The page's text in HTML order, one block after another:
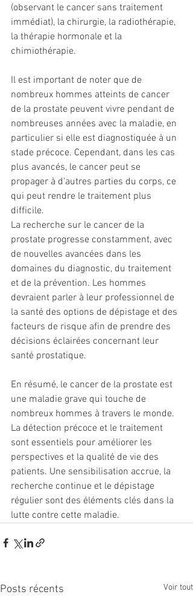
(observant le cancer sans traitement
immédiat), la chirurgie, la radiothérapie,
la thérapie hormonale et la
chimiothérapie.
Il est important de noter que de
nombreux hommes atteints de cancer
de la prostate peuvent vivre pendant de
nombreuses années avec la maladie, en
particulier si elle est diagnostiquée à un
stade précoce. Cependant, dans les cas
plus avancés, le cancer peut se
propager à d'autres parties du corps, ce
qui peut rendre le traitement plus
difficile.
La recherche sur le cancer de la
prostate progresse constamment, avec
de nouvelles avancées dans les
domaines du diagnostic, du traitement
et de la prévention. Les hommes
devraient parler à leur professionnel de
la santé des options de dépistage et des
facteurs de risque afin de prendre des
décisions éclairées concernant leur
santé prostatique.
En résumé, le cancer de la prostate est
une maladie grave qui touche de
nombreux hommes à travers le monde.
La détection précoce et le traitement
sont essentiels pour améliorer les
perspectives et la qualité de vie des
patients. Une sensibilisation accrue, la
recherche continue et le dépistage
régulier sont des éléments clés dans la
lutte contre cette maladie.
Posts récents Voir tout